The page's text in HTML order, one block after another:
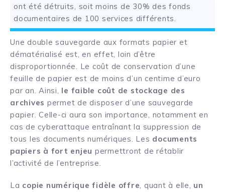
ont été détruits, soit moins de 30% des fonds
documentaires de 100 services différents.
Une double sauvegarde aux formats papier et
dématérialisé est, en effet, loin d’être
disproportionnée. Le coût de conservation d’une
feuille de papier est de moins d’un centime d’euro
par an. Ainsi, le faible coût de stockage des
archives permet de disposer d’une sauvegarde
papier. Celle-ci aura son importance, notamment en
cas de cyberattaque entraînant la suppression de
tous les documents numériques. Les documents
papiers à fort enjeu permettront de rétablir
l’activité de l’entreprise.
La copie numérique fidèle offre, quant à elle, un